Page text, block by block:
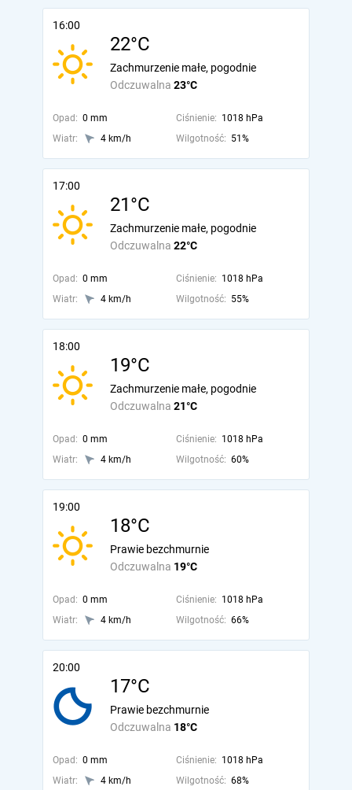
16:00
22°C
Odczuwalna 23°C
Zachmurzenie małe, pogodnie
Opad: 0 mm Ciśnienie: 1018 hPa
Wiatr:
4 km/h Wilgotność: 51%
17:00
21°C
Odczuwalna 22°C
Zachmurzenie małe, pogodnie
Opad: 0 mm Ciśnienie: 1018 hPa
Wiatr:
4 km/h Wilgotność: 55%
18:00
19°C
Odczuwalna 21°C
Zachmurzenie małe, pogodnie
Opad: 0 mm Ciśnienie: 1018 hPa
Wiatr:
4 km/h Wilgotność: 60%
19:00
18°C
Odczuwalna 19°C
Prawie bezchmurnie
Opad: 0 mm Ciśnienie: 1018 hPa
Wiatr:
4 km/h Wilgotność: 66%
20:00
17°C
Odczuwalna 18°C
Prawie bezchmurnie
Opad: 0 mm Ciśnienie: 1018 hPa
Wiatr:
4 km/h Wilgotność: 68%